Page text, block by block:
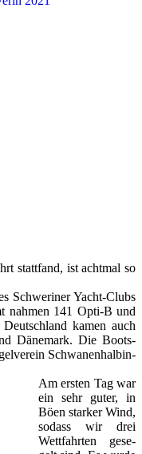
statt­fand, ist acht­mal so
Schwe­ri­ner Yacht-Clubs
nah­men 141 Op­ti-B und
ka­men auch
Dä­ne­mark. Die Boots­
Schwa­nen­halb­in­
Am ers­ten Tag war
ein sehr gu­ter, in
Bö­en star­ker Wind,
so­dass wir drei
Wett­fahr­ten ge­se­